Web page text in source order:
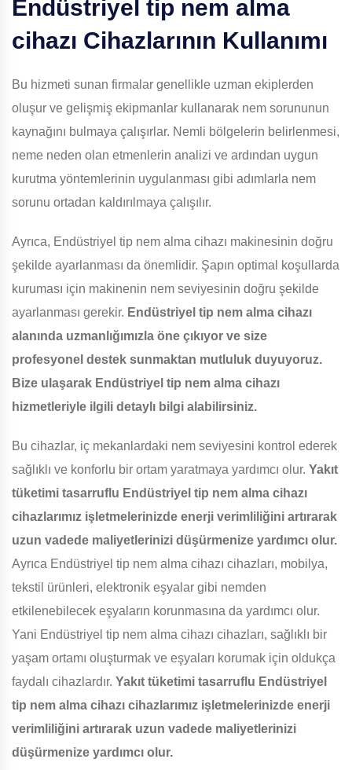
Endüstriyel tip nem alma
cihazı Cihazlarının Kullanımı
Bu hizmeti sunan firmalar genellikle uzman ekiplerden
oluşur ve gelişmiş ekipmanlar kullanarak nem sorununun
kaynağını bulmaya çalışırlar. Nemli bölgelerin belirlenmesi,
neme neden olan etmenlerin analizi ve ardından uygun
kurutma yöntemlerinin uygulanması gibi adımlarla nem
sorunu ortadan kaldırılmaya çalışılır.
Ayrıca, Endüstriyel tip nem alma cihazı makinesinin doğru
şekilde ayarlanması da önemlidir. Şapın optimal koşullarda
kuruması için makinenin nem seviyesinin doğru şekilde
ayarlanması gerekir. Endüstriyel tip nem alma cihazı
alanında uzmanlığımızla öne çıkıyor ve size
profesyonel destek sunmaktan mutluluk duyuyoruz.
Bize ulaşarak Endüstriyel tip nem alma cihazı
hizmetleriyle ilgili detaylı bilgi alabilirsiniz.
Bu cihazlar, iç mekanlardaki nem seviyesini kontrol ederek
sağlıklı ve konforlu bir ortam yaratmaya yardımcı olur. Yakıt
tüketimi tasarruflu Endüstriyel tip nem alma cihazı
cihazlarımız işletmelerinizde enerji verimliliğini artırarak
uzun vadede maliyetlerinizi düşürmenize yardımcı olur.
Ayrıca Endüstriyel tip nem alma cihazı cihazları, mobilya,
tekstil ürünleri, elektronik eşyalar gibi nemden
etkilenebilecek eşyaların korunmasına da yardımcı olur.
Yani Endüstriyel tip nem alma cihazı cihazları, sağlıklı bir
yaşam ortamı oluşturmak ve eşyaları korumak için oldukça
faydalı cihazlardır. Yakıt tüketimi tasarruflu Endüstriyel
tip nem alma cihazı cihazlarımız işletmelerinizde enerji
verimliliğini artırarak uzun vadede maliyetlerinizi
düşürmenize yardımcı olur.